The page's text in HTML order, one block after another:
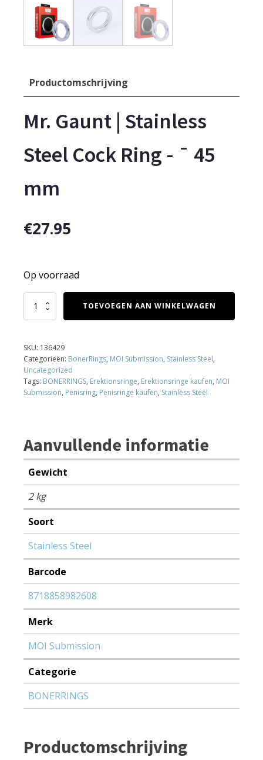
Productomschrijving
Mr. Gaunt | Stainless
Steel Cock Ring - ¯ 45
mm
€27.95
Op voorraad
Steel
Cock
Ring
-
¯
TOEVOEGEN AAN WINKELWAGEN
SKU: 136429
Categorieën: BonerRings, MOI Submission, Stainless Steel,
Uncategorized
Tags: BONERRINGS, Erektionsringe, Erektionsringe kaufen, MOI
Submission, Penisring, Penisringe kaufen, Stainless Steel
Aanvullende informatie
Gewicht
2 kg
Soort
Stainless Steel
Barcode
8718858982608
Merk
MOI Submission
Categorie
BONERRINGS
Productomschrijving